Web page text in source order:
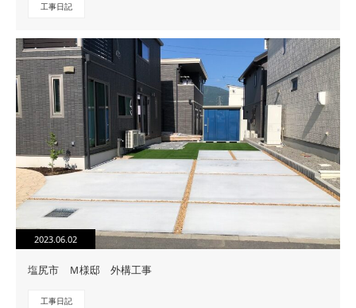
工事日記
2023.06.02
塩尻市 Ｍ様邸 外構工事
工事日記